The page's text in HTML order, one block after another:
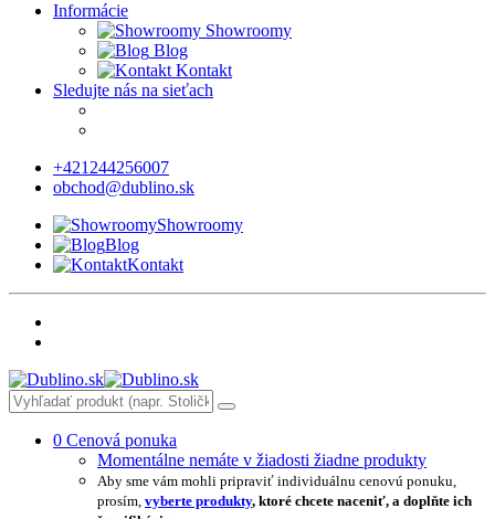
Informácie
Showroomy
Blog
Kontakt
Sledujte nás na sieťach
+421244256007
obchod@dublino.sk
Showroomy
Blog
Kontakt
0 Cenová ponuka
Momentálne nemáte v žiadosti žiadne produkty
Aby sme vám mohli pripraviť individuálnu cenovú ponuku,
prosím, vyberte produkty, ktoré chcete naceniť, a doplňte ich